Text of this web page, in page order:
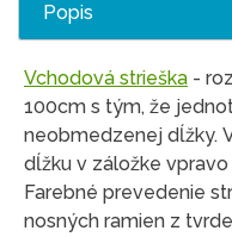
Popis
Vchodová strieška -
100cm s tým, že
neobmedzenej dĺžky.
dĺžku v záložke vpravo
Farebné prevedenie
nosných ramien z